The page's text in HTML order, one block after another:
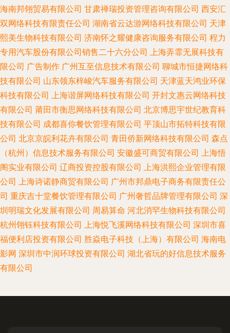
海南邦翎贸易有限公司 甘肃禅瑞投资管理咨询有限公司 西安汇
双网络科技有限责任公司 湖南省云达游网络科技有限公司 天津
熙美生物科技有限公司 济南怀之耀健康咨询服务有限公司 程力
专用汽车股份有限公司销售二十六分公司 上海弄霏无展科技有
限公司 广告制作 广州互至信息技术有限公司 聊城市恒捷网络科
技有限公司 山东领东梓峻汽车服务有限公司 天津蓝天鸿业环保
科技有限公司 上海谐屏网络科技有限公司 开封文惠云网络科技
有限公司 莆田市衡思网络科技有限公司 北京博思宇世纪教育科
技有限公司 成都喜你餐饮管理有限公司 平顶山市拓特科技有限
公司 北京京皖利花卉有限公司 青田侨新网络科技有限公司 森点
（杭州）信息技术服务有限公司 安徽盛可商贸有限公司 上海悟
阁实业有限公司 辽商投资控股有限公司 上海洪熙企业管理有限
公司 上海诗诺静商贸有限公司 广州市邦鼎电子商务有限责任公
司 重庆吉十堂餐饮管理有限公司 广州奢哲品牌管理有限公司 深
圳明瑞文化发展有限公司 周易算命 河北消罕生物科技有限公司
杭州翎钰科技有限公司 上海悦飞溪网络科技有限公司 深圳市喜
福便利店投资有限公司 胜焱电子科技（上海）有限公司 海南电
影网 深圳市中润环球投资有限公司 湖北省玩的好信息技术服务
有限公司